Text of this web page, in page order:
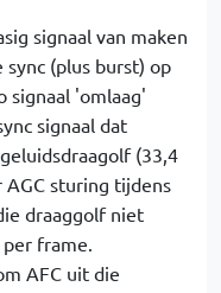
signaal van maken
sync (plus burst) op
signaal 'omlaag'
signaal dat
(33,4
sturing tijdens
draaggolf niet
frame.
AFC uit die